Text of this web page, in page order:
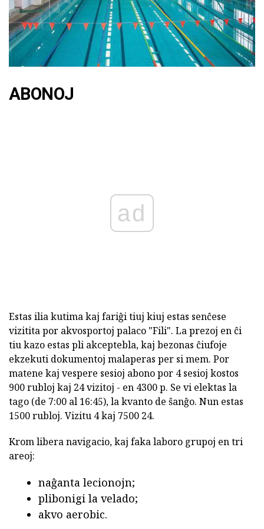
ABONOJ
ad
Estas ilia kutima kaj fariĝi tiuj kiuj estas senĉese
vizitita por akvosportoj palaco "Fili". La prezoj en ĉi
tiu kazo estas pli akceptebla, kaj bezonas ĉiufoje
ekzekuti dokumentoj malaperas per si mem. Por
matene kaj vespere sesioj abono por 4 sesioj kostos
900 rubloj kaj 24 vizitoj - en 4300 p. Se vi elektas la
tago (de 7:00 al 16:45), la kvanto de ŝanĝo. Nun estas
1500 rubloj. Vizitu 4 kaj 7500 24.
Krom libera navigacio, kaj faka laboro grupoj en tri
areoj:
naĝanta lecionojn;
plibonigi la velado;
akvo aerobic.